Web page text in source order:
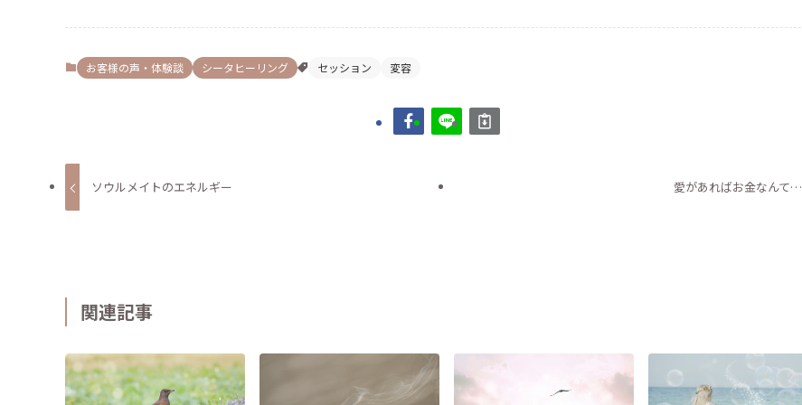
ス お客様の声・体験談 シータヒーリング セッション 変容
ソウルメイトのエネルギー 愛があればお金なんて…
関連記事